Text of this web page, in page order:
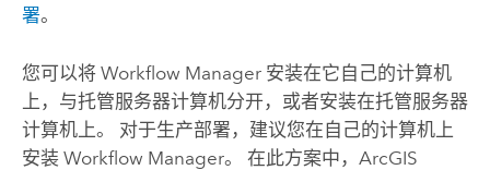
署。
您可以将 Workflow Manager安装在它自己的计算机
上，与托管服务器计算机分开，或者安装在托管服务器
计算机上。 对于生产部署，建议您在自己的计算机上
安装 Workflow Manager。 在此方案中， ArcGIS